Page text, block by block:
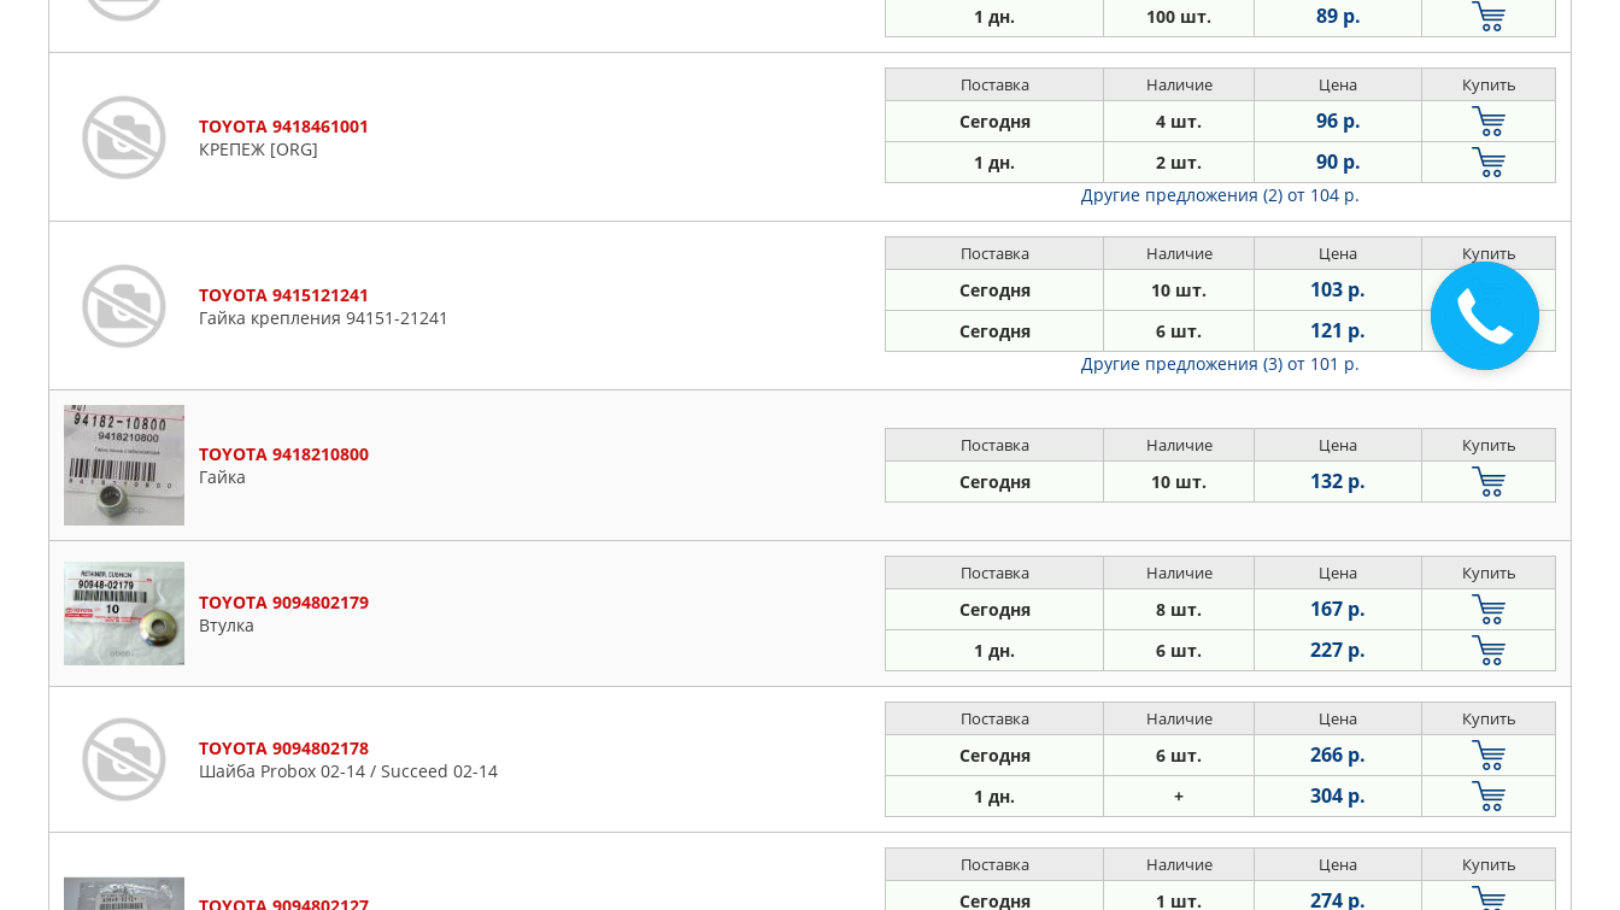
1 дн. 100 шт. 89 р.
TOYOTA 9418461001
КРЕПЕЖ [ORG]
Поставка Наличие Цена Купить
Сегодня 4 шт. 96 р.
1 дн. 2 шт. 90 р.
Другие предложения (2) от 104 р.
TOYOTA 9415121241
Гайка крепления 94151-21241
Поставка Наличие Цена Купить
Сегодня 10 шт. 103 р.
Сегодня 6 шт. 121 р.
Другие предложения (3) от 101 р.
TOYOTA 9418210800
Гайка
Поставка Наличие Цена Купить
Сегодня 10 шт. 132 р.
TOYOTA 9094802179
Втулка
Поставка Наличие Цена Купить
Сегодня 8 шт. 167 р.
1 дн. 6 шт. 227 р.
TOYOTA 9094802178
Шайба Probox 02-14 / Succeed 02-14
Поставка Наличие Цена Купить
Сегодня 6 шт. 266 р.
1 дн. + 304 р.
TOYOTA 9094802127
Поставка Наличие Цена Купить
Сегодня 1 шт. 274 р.